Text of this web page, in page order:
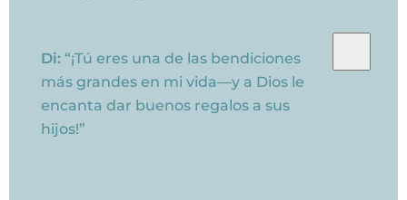
Di: “¡Tú eres una de las bendiciones
más grandes en mi vida—y a Dios le
encanta dar buenos regalos a sus
hijos!”